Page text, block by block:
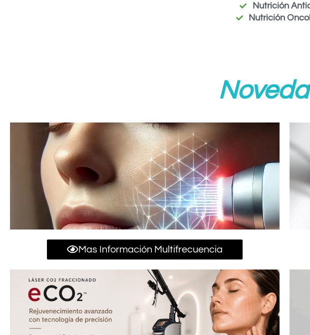
Nutrición
Nutrición
Mas Información Multifrecuencia